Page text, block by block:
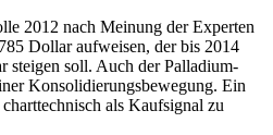
2012 nach Meinung der Experten
Dollar aufweisen, der bis 2014
steigen soll. Auch der Palladium-
Konsolidierungsbewegung. Ein
als Kaufsignal zu